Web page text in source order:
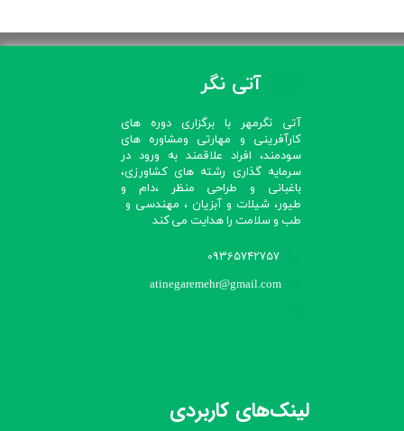
آتی نگر
آتی نگرمهر با برگزاری دوره های
کارآفرینی و مهارتی ومشاوره های
سودمند، افراد علاقمند به ورود در
سرمایه گذاری رشته های کشاورزی،
باغبانی و طراحی منظر ،دام و
طیور، شیلات و آبزیان ، مهندسی و
طب و سلامت را هدایت می کند​​​​​​​
09365742757
atinegaremehr@gmail.com
لینک‌های کاربردی